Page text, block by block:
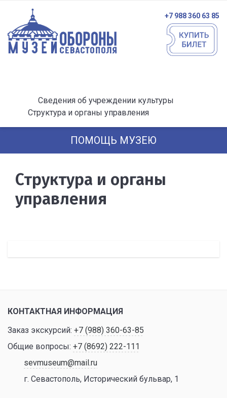
+7 988 360 63 85
Сведения об учреждении культуры
Структура и органы управления
ПОМОЩЬ МУЗЕЮ
Структура и органы
управления
КОНТАКТНАЯ ИНФОРМАЦИЯ
Заказ экскурсий: +7 (988) 360-63-85
Общие вопросы: +7 (8692) 222-111
sevmuseum@mail.ru
г. Севастополь, Исторический бульвар, 1